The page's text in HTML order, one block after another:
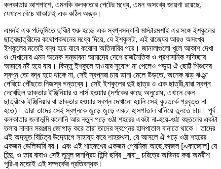
কলকাতার আশপাশে, এমনকি কলকাতার পেটের মধ্যে, এমন অসংখ্য জায়গা রয়েছে,
যেখানে বেঁচে থাকাটাই এক কঠিন অঙ্ক।
এমনই এক পটভূমিতে ছবিটা শুরু হচ্ছে এক স্বপ্নসন্ধানী মাস্টারমশাই এর সঙ্গে ইশকুলের
ছাত্রছাত্রীদের কথোপকথনের মধ্যে দিয়ে, যে ইশকুলটা, এই রাজ্যের আরও অসংখ্য
ইশকুলের মতোই বন্ধ হয়ে যাবে করোনা অতিমারির পরে। জানালাগুলো খুলে আকাশ দেখা
ও দেখানোর এমন অনেক সম্ভাবনা আমাদের দেশে রাজনৈতিক ও প্রশাসনিক সদিচ্ছার
অভাবে নষ্ট হয়ে যায়। কিন্তু ইশকুলে যাওয়ার সুযোগ না পেলেও পড়ুয়া ঐ ছোট্ট শিশুদের
স্বপ্ন তো বদ্ধ হয়ে থাকে না, সেই স্বপ্নরা চায় ডানা মেলে উড়তে, অনেক ঝড় ঝঞ্ঝা
পেরিয়ে পৌঁছতে নিজস্ব গন্তব্যে। সেই ইশকুলের দুই ছাত্র ও এক ছাত্রী,যারা স্বপ্ন
দেখেছিল ডাক্তার ইঞ্জিনিয়ার ও নার্স হওয়ার (দর্শকের কাছে অনুরোধ, এখানে কেন
ছাত্রীকে ইঞ্জিনিয়ার বা ডাক্তার হওয়ার স্বপ্ন দেখানো হয়নি সেই কূটতর্কে প্রবৃত্ত না
হতে)। তারা তাদের সেই স্বপ্নকে জুড়ে জুড়ে একটা হাসপাতাল বানিয়ে তুলতে চায়। পূর্ব
কলকাতার জলাভূমি কলোনি আর নতুন গড়ে ওঠা শহরের একটা না-হয়ে-ওঠা বহুতলের একটা
তলায় নানান সরঞ্জাম জোগাড় করে তারা তাদের স্বপ্নের হাসপাতাল বানাতে থাকে। তাদের
এই অদ্ভুত বিচিত্র উদ্যোগে সাহায্য করে শাহরুখদা, যে আসলে ঐ গড়ে ওঠা শহরের
একজন ডেলিভারি বয়। এবং এই শাহরুখের একজন প্রেমিকা আছে,কাজল [≈কাজোল] যে
হিন্দু, ও তার বাবাও সেই তুমুল জনপ্রিয় হিন্দি ছবির _বাবা_ চরিত্রে অভিনয় করা অমরীশ
পুরি-র মতোই এই সম্পর্কের প্রতিবন্ধক।